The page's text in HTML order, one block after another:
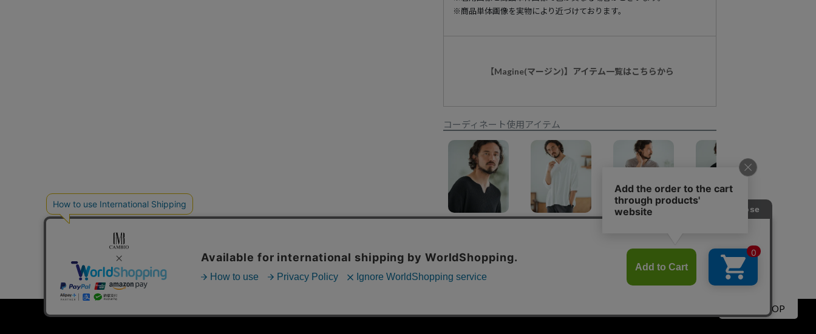
※商品単体画像を実物により近づけております。
【Magine(マージン)】アイテム一覧はこちらから
コーディネート使用アイテム
30%OFF【Magine(マージン)】Honeycomb Fabric 3-4 Sleeve Pullover 7分袖プルオーバー(MGN-252-005) 30%OFF【Magine(マージン)】Deformed Waffle Jacquard Skipper Design Poloshirt ポロシャツ(MGN-252-003) 30%OFF【Magine(マージン)】Textured Jacquard Fabric Raglan Sleeve T-shirt Tシャツ(MGN-252-006)
▲PAGE TOP